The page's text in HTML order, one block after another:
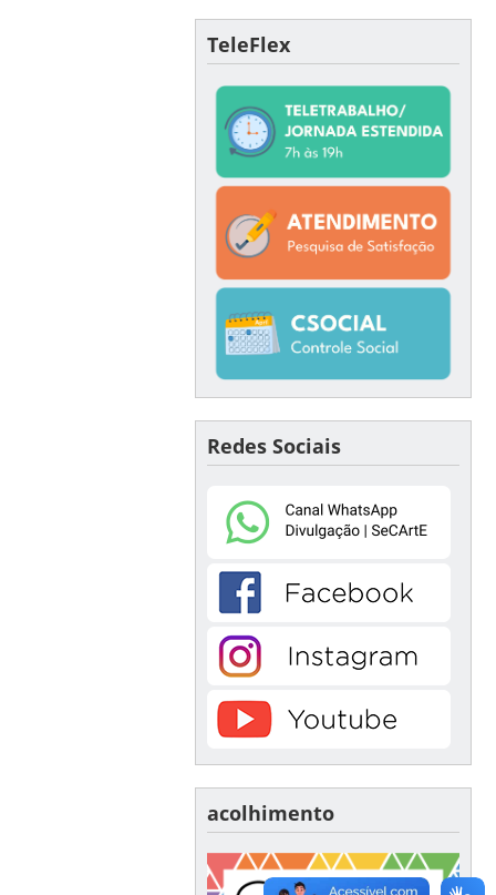
TeleFlex
Redes Sociais
acolhimento